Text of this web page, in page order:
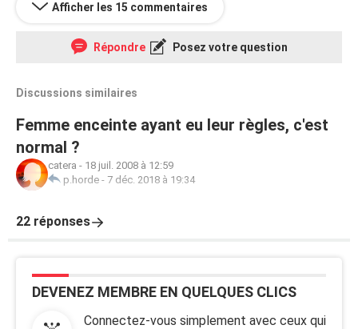
Afficher les 15 commentaires
Répondre Posez votre question
Discussions similaires
Femme enceinte ayant eu leur règles, c'est
normal ?
catera - 18 juil. 2008 à 12:59
p.horde - 7 déc. 2018 à 19:34
22 réponses
DEVENEZ MEMBRE EN QUELQUES CLICS
Connectez-vous simplement avec ceux qui